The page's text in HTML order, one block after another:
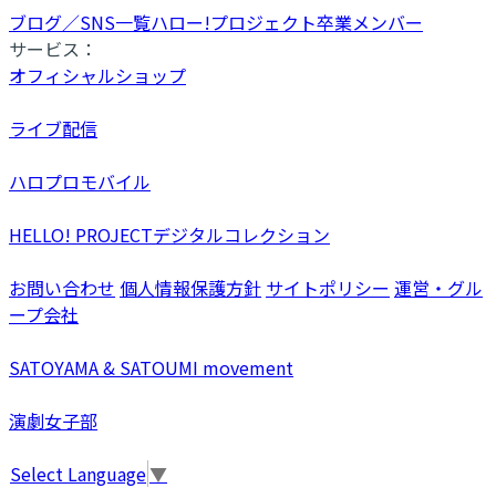
ブログ／SNS一覧ハロー!プロジェクト卒業メンバー
サービス：
オフィシャルショップ
ライブ配信
ハロプロモバイル
HELLO! PROJECTデジタルコレクション
お問い合わせ 個人情報保護方針 サイトポリシー 運営・グル
ープ会社
SATOYAMA & SATOUMI movement
演劇女子部
Select Language▼